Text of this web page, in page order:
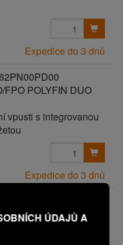
ÚDAJŮ A
Expedice do 3 dnů
FPO POLYFIN DUO
vpusti s integrovanou
Expedice do 3 dnů
PRESSED 50